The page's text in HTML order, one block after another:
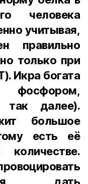
человека
учитывая,
правильно
только при
Икра богата
фосфором,
далее).
большое
есть её